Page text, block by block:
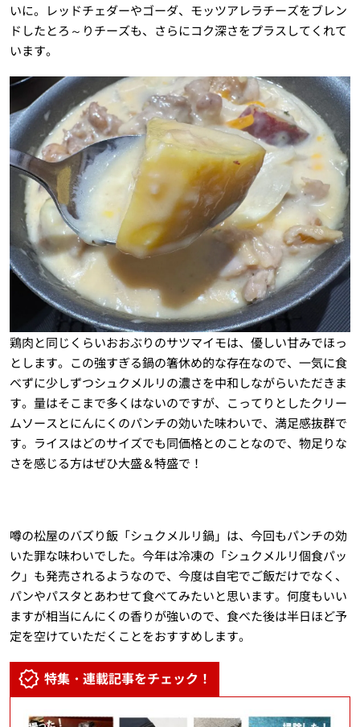
いに。レッドチェダーやゴーダ、モッツアレラチーズをブレン
ドしたとろ～りチーズも、さらにコク深さをプラスしてくれて
います。
鶏肉と同じくらいおおぶりのサツマイモは、優しい甘みでほっ
とします。この強すぎる鍋の箸休め的な存在なので、一気に食
べずに少しずつシュクメルリの濃さを中和しながらいただきま
す。量はそこまで多くはないのですが、こってりとしたクリー
ムソースとにんにくのパンチの効いた味わいで、満足感抜群で
す。ライスはどのサイズでも同価格とのことなので、物足りな
さを感じる方はぜひ大盛＆特盛で！
噂の松屋のバズり飯「シュクメルリ鍋」は、今回もパンチの効
いた罪な味わいでした。今年は冷凍の「シュクメルリ個食パッ
ク」も発売されるようなので、今度は自宅でご飯だけでなく、
パンやパスタとあわせて食べてみたいと思います。何度もいい
ますが相当にんにくの香りが強いので、食べた後は半日ほど予
定を空けていただくことをおすすめします。
特集・連載記事をチェック！